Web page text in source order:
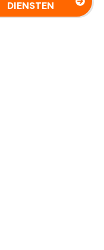
DIENSTEN